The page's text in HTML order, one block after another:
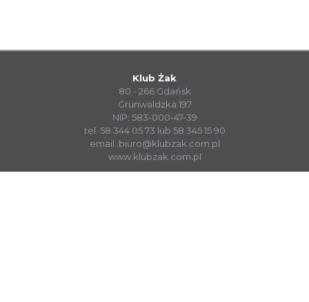
Klub Żak
80 - 266 Gdańsk
Grunwaldzka 197
NIP: 583-000-47-39
tel. 58 344 05 73 lub 58 345 15 90
email: biuro@klubzak.com.pl
www.klubzak.com.pl